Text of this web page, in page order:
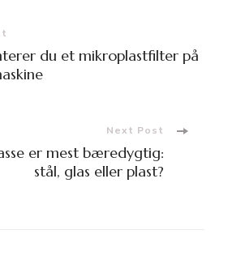
du et mikroplastfilter på
Next Post
er mest bæredygtig:
stål, glas eller plast?